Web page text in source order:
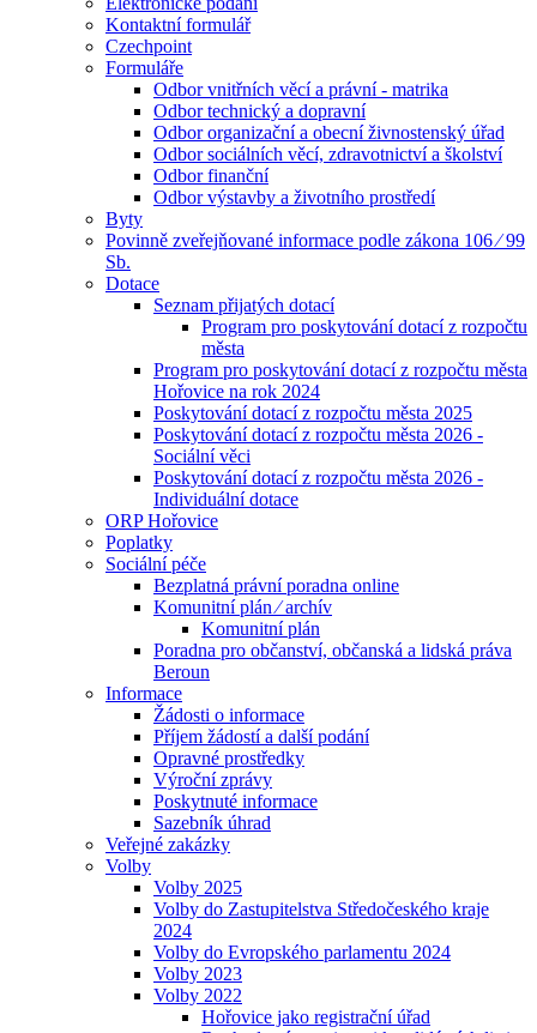
Kontaktní formulář
Czechpoint
Formuláře
Odbor vnitřních věcí a právní - matrika
Odbor technický a dopravní
Odbor organizační a obecní živnostenský úřad
Odbor sociálních věcí, zdravotnictví a školství
Odbor finanční
Odbor výstavby a životního prostředí
Byty
Povinně zveřejňované informace podle zákona 106 ⁄ 99
Sb.
Dotace
Seznam přijatých dotací
Program pro poskytování dotací z rozpočtu
města
Program pro poskytování dotací z rozpočtu města
Hořovice na rok 2024
Poskytování dotací z rozpočtu města 2025
Poskytování dotací z rozpočtu města 2026 -
Sociální věci
Poskytování dotací z rozpočtu města 2026 -
Individuální dotace
ORP Hořovice
Poplatky
Sociální péče
Bezplatná právní poradna online
Komunitní plán ⁄ archív
Komunitní plán
Poradna pro občanství, občanská a lidská práva
Beroun
Informace
Žádosti o informace
Příjem žádostí a další podání
Opravné prostředky
Výroční zprávy
Poskytnuté informace
Sazebník úhrad
Veřejné zakázky
Volby
Volby 2025
Volby do Zastupitelstva Středočeského kraje
2024
Volby do Evropského parlamentu 2024
Volby 2023
Volby 2022
Hořovice jako registrační úřad